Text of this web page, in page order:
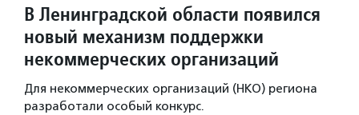
В Ленинградской области появился
новый механизм поддержки
некоммерческих организаций
Для некоммерческих организаций (НКО) региона
разработали особый конкурс.